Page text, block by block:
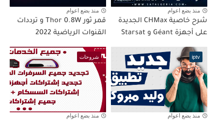
منذ بضع اعوام
شرح خاصية CHMax الجديدة
على أجهزة Géant و Starsat
منذ بضع اعوام
قمر ثور Thor 0.8W و ترددات
القنوات الرياضية 2022
iptv
منذ بضع اعوام
شروحات
منذ بضع اعوام